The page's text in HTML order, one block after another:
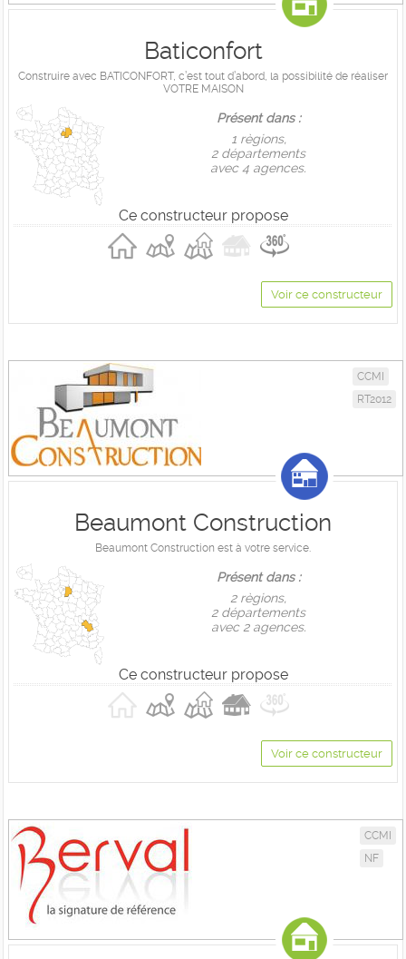
Baticonfort
Construire avec BATICONFORT, c’est tout d’abord, la possibilité de réaliser
VOTRE MAISON
Présent dans :
1 règions,
2 départements
avec 4 agences.
Ce constructeur propose
Voir ce constructeur
CCMI
RT2012
Beaumont Construction
Beaumont Construction est à votre service.
Présent dans :
2 règions,
2 départements
avec 2 agences.
Ce constructeur propose
Voir ce constructeur
CCMI
NF